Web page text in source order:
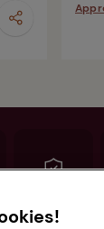
Assicurazioni